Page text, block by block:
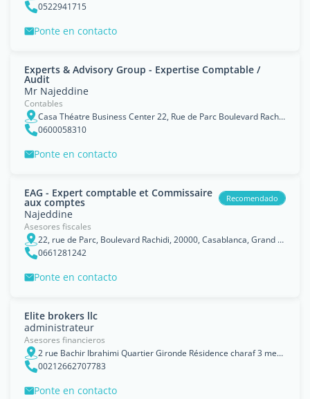
0522941715
Ponte en contacto
Experts & Advisory Group - Expertise Comptable /
Audit
Mr Najeddine
Contables
Casa Théatre Business Center 22, Rue de Parc Boulevard Rachidi
0600058310
Ponte en contacto
EAG - Expert comptable et Commissaire
aux comptes Recomendado
Najeddine
Asesores fiscales
22, rue de Parc, Boulevard Rachidi, 20000, Casablanca, Grand Casablanca
0661281242
Ponte en contacto
Elite brokers llc
administrateur
Asesores financieros
2 rue Bachir Ibrahimi Quartier Gironde Résidence charaf 3 mer sultan, Casablanca
00212662707783
Ponte en contacto